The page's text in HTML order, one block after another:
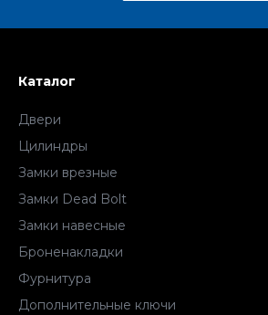
Каталог
Двери
Цилиндры
Замки врезные
Замки Dead Bolt
Замки навесные
Броненакладки
Фурнитура
Дополнительные ключи